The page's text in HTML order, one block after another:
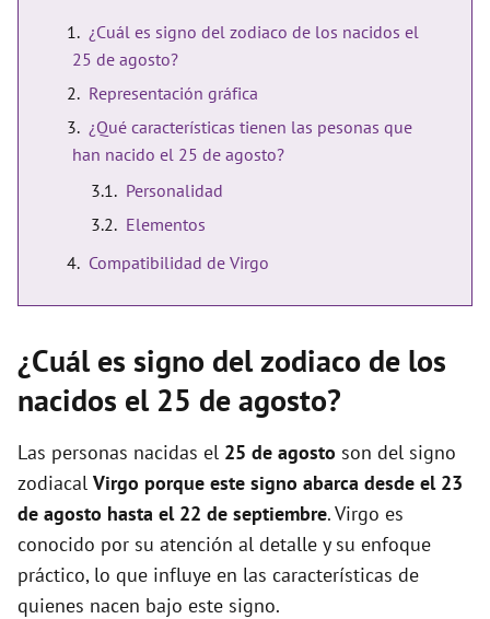
¿Cuál es signo del zodiaco de los nacidos el
25 de agosto?
Representación gráfica
¿Qué características tienen las pesonas que
han nacido el 25 de agosto?
Personalidad
Elementos
Compatibilidad de Virgo
¿Cuál es signo del zodiaco de los
nacidos el 25 de agosto?
Las personas nacidas el 25 de agosto son del signo
zodiacal Virgo porque este signo abarca desde el 23
de agosto hasta el 22 de septiembre. Virgo es
conocido por su atención al detalle y su enfoque
práctico, lo que influye en las características de
quienes nacen bajo este signo.